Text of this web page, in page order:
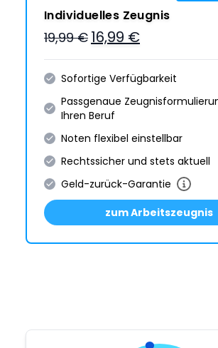
Individuelles Zeugnis
19,99 € 16,99 €
Sofortige Verfügbarkeit
Passgenaue
Ihren Beruf
Noten flexibel einstellbar
Rechtssicher und stets aktuell
Geld-zurück-Garantie
zum Arbeitszeugnis